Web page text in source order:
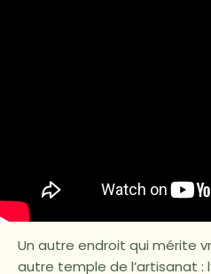
Un autre endroit qui mérite
autre temple de l’artisanat :